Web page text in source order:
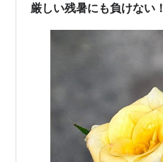
厳しい残暑にも負けない！